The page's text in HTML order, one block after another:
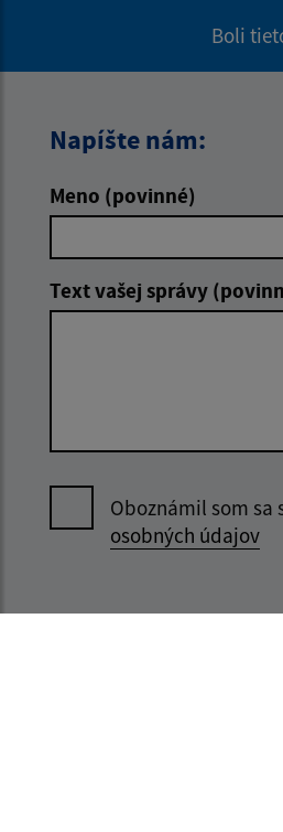
Boli
Napíšte nám:
Meno (povinné)
Text vašej správy
Oboznámil som sa
osobných údajov